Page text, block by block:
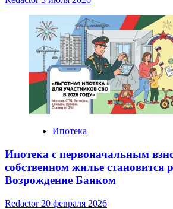
Ипотека
Ипотека с первоначальным
собственном жилье становится
Возрождение Банком
Redactor 20 февраля 2026